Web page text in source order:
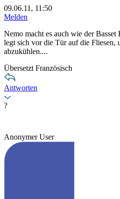
09.06.11, 11:50
Melden
Nemo macht es auch wie der
legt sich vor die Tür auf die Fliesen,
abzukühlen....
Übersetzt Französisch
Antworten
?
Anonymer User